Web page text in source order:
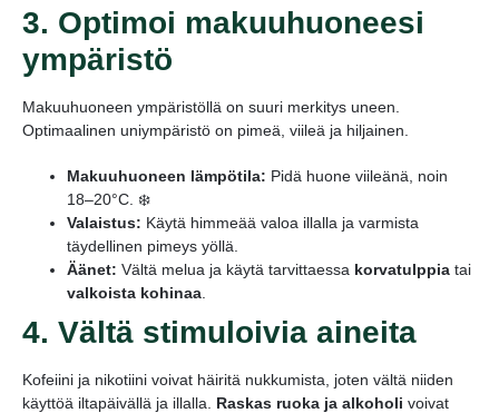
3. Optimoi makuuhuoneesi
ympäristö
Makuuhuoneen ympäristöllä on suuri merkitys uneen.
Optimaalinen uniympäristö on pimeä, viileä ja hiljainen.
Makuuhuoneen lämpötila: Pidä huone viileänä, noin
18–20°C. ❄️
Valaistus: Käytä himmeää valoa illalla ja varmista
täydellinen pimeys yöllä.
Äänet: Vältä melua ja käytä tarvittaessa korvatulppia tai
valkoista kohinaa
4. Vältä stimuloivia aineita
Kofeiini ja nikotiini voivat häiritä nukkumista, joten vältä niiden
käyttöä iltapäivällä ja illalla. Raskas ruoka ja alkoholi voivat